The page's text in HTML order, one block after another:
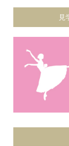
見